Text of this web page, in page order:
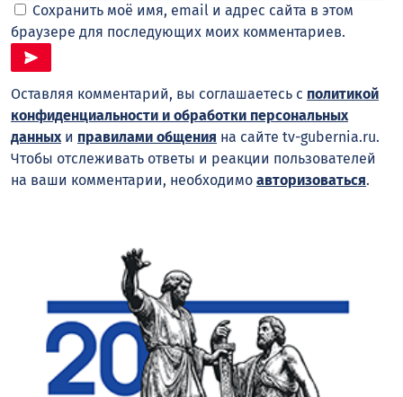
Сохранить моё имя, email и адрес сайта в этом
браузере для последующих моих комментариев.
Оставляя комментарий, вы соглашаетесь с политикой
конфиденциальности и обработки персональных
данныхи правилами общения на сайте tv-gubernia.ru.
Чтобы отслеживать ответы и реакции пользователей
на ваши комментарии, необходимо авторизоваться.